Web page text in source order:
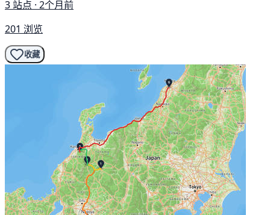
3 站点 · 2个月前
201 浏览
收藏